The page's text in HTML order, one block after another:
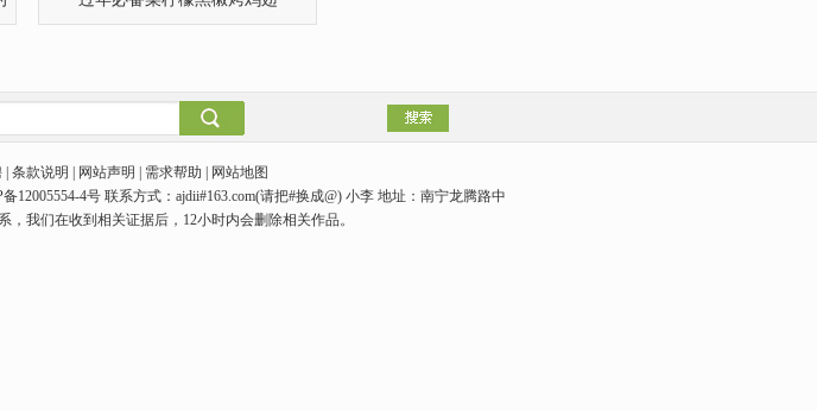
条款说明 | 网站声明 | 需求帮助 | 网站地图
12005554-4号 联系方式：ajdii#163.com(请把#换成@) 小李 地址：南宁龙腾路中
我们在收到相关证据后，12小时内会删除相关作品。